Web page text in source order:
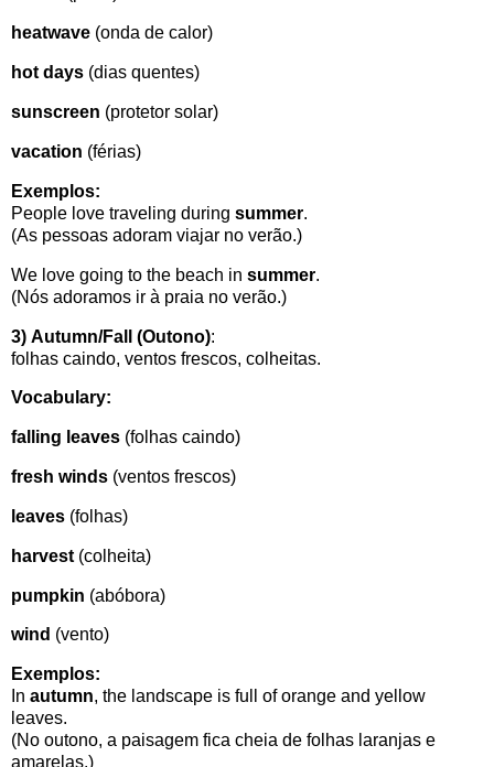
heatwave (onda de calor)
hot days (dias quentes)
sunscreen (protetor solar)
vacation (férias)
Exemplos:
People love traveling during summer.
(As pessoas adoram viajar no verão.)
We love going to the beach in summer.
(Nós adoramos ir à praia no verão.)
3) Autumn/Fall (Outono):
folhas caindo, ventos frescos, colheitas.
Vocabulary:
falling leaves (folhas caindo)
fresh winds (ventos frescos)
leaves (folhas)
harvest (colheita)
pumpkin (abóbora)
wind (vento)
Exemplos:
In autumn, the landscape is full of orange and yellow
leaves.
(No outono, a paisagem fica cheia de folhas laranjas e
amarelas.)